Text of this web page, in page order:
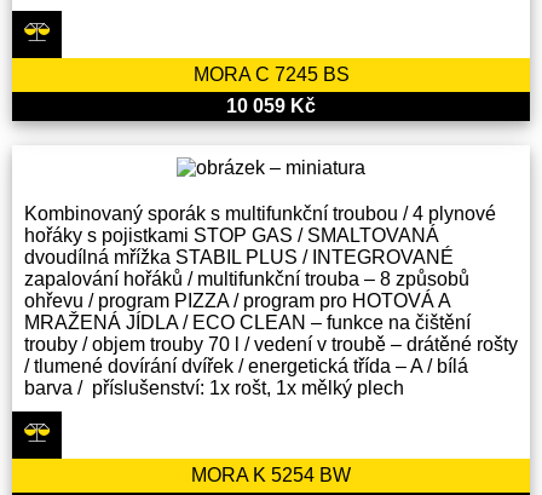
MORA C 7245 BS
10 059 Kč
Kombinovaný sporák s multifunkční troubou / 4 plynové
hořáky s pojistkami STOP GAS / SMALTOVANÁ
dvoudílná mřížka STABIL PLUS / INTEGROVANÉ
zapalování hořáků / multifunkční trouba – 8 způsobů
ohřevu / program PIZZA / program pro HOTOVÁ A
MRAŽENÁ JÍDLA / ECO CLEAN – funkce na čištění
trouby / objem trouby 70 l / vedení v troubě – drátěné rošty
/ tlumené dovírání dvířek / energetická třída – A / bílá
barva / příslušenství: 1x rošt, 1x mělký plech
MORA K 5254 BW